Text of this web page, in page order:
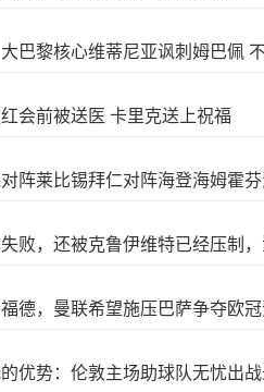
巴黎核心维蒂尼亚讽刺姆巴佩
会前被送医 卡里克送上祝福
阵莱比锡拜仁对阵海登海姆霍
败，还被克鲁伊维特已经压制
德，曼联希望施压巴萨争夺欧
优势：伦敦主场助球队无忧出